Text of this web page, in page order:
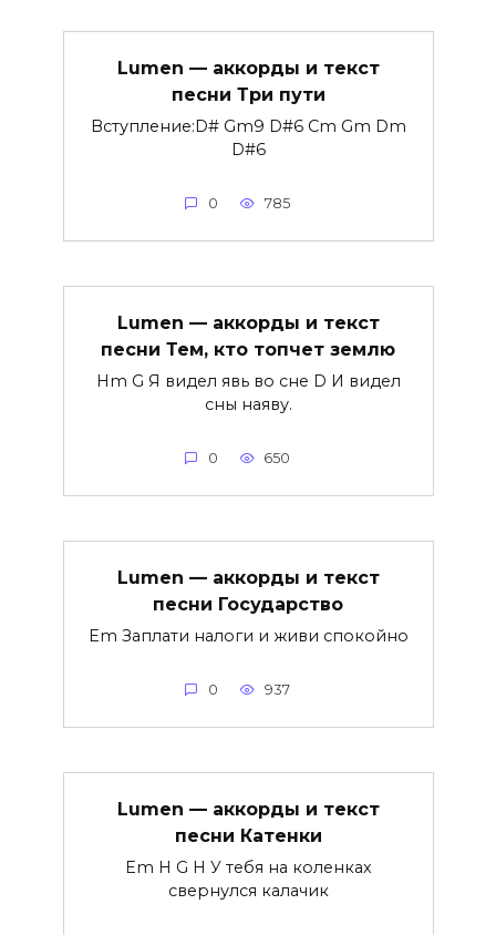
Lumen — аккорды и текст
песни Три пути
Вступление:D# Gm9 D#6 Cm Gm Dm
D#6
0 785
Lumen — аккорды и текст
песни Тем, кто топчет землю
Hm G Я видел явь во сне D И видел
сны наяву.
0 650
Lumen — аккорды и текст
песни Государство
Em Заплати налоги и живи спокойно
0 937
Lumen — аккорды и текст
песни Катенки
Em H G H У тебя на коленках
свернулся калачик